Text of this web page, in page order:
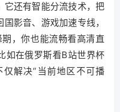
它还有智能分流技术，把
影音、游戏加速专线，
，你也能流畅看高清直
如在俄罗斯看B站世界杯
解决“当前地区不可播